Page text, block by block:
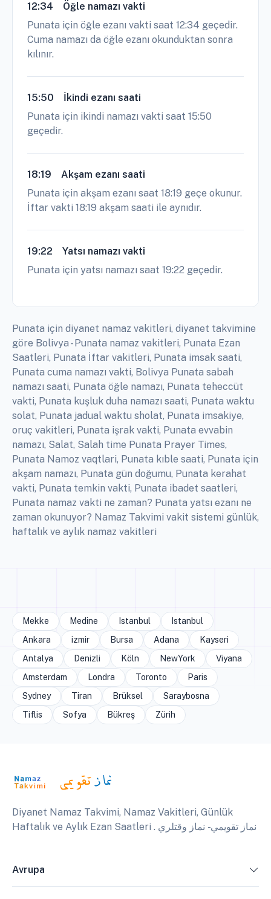
12:34
Öğle namazı vakti
Punata için öğle ezanı vakti saat 12:34 geçedir.
Cuma namazı da öğle ezanı okunduktan sonra
kılınır.
15:50
İkindi ezanı saati
Punata için ikindi namazı vakti saat 15:50
geçedir.
18:19
Akşam ezanı saati
Punata için akşam ezanı saat 18:19 geçe okunur.
İftar vakti 18:19 akşam saati ile aynıdır.
19:22
Yatsı namazı vakti
Punata için yatsı namazı saat 19:22 geçedir.
Punata için diyanet namaz vakitleri, diyanet takvimine
göre Bolivya - Punata namaz vakitleri, Punata Ezan
Saatleri, Punata İftar vakitleri, Punata imsak saati,
Punata cuma namazı vakti, Bolivya Punata sabah
namazı saati, Punata öğle namazı, Punata teheccüt
vakti, Punata kuşluk duha namazı saati, Punata waktu
solat, Punata jadual waktu sholat, Punata imsakiye,
oruç vakitleri, Punata işrak vakti, Punata evvabin
namazı, Salat, Salah time Punata Prayer Times,
Punata Namoz vaqtlari, Punata kıble saati, Punata için
akşam namazı, Punata gün doğumu, Punata kerahat
vakti, Punata temkin vakti, Punata ibadet saatleri,
Punata namaz vakti ne zaman? Punata yatsı ezanı ne
zaman okunuyor? Namaz Takvimi vakit sistemi günlük,
haftalık ve aylık namaz vakitleri
Mekke Medine Istanbul
Istanbul
Ankara
izmir Bursa Adana
Kayseri
Antalya
Denizli Köln NewYork
Viyana
Amsterdam
Londra Toronto
Paris
Sydney
Tiran Brüksel
Saraybosna
Tiflis
Sofya Bükreş Zürih
Diyanet Namaz Takvimi, Namaz Vakitleri, Günlük
Haftalık ve Aylık Ezan Saatleri . نماز تقويمي - نماز وقتلري
Avrupa